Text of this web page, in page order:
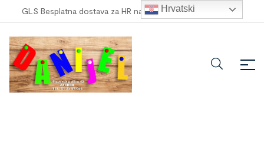
GLS Besplatna dostava za HR narudžbe veće od 100,00 €
Hrvatski